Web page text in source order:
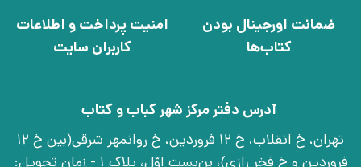
ضمانت اورجینال بودن
کتاب‌ها
امنیت پرداخت و اطلاعات
کاربران سایت
آدرس دفتر مرکز شهر کباب و کتاب
تهران، خ انقلاب، خ 12 فروردین، خ روانمهر شرقی(بین خ 12
فروردین و خ فخر رازی)، بن‌بست اوّل، پلاک 1 - زمان تحویل: